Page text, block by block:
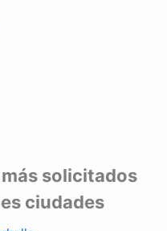
solicitados
ciudades